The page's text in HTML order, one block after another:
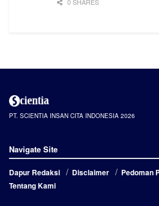
PT. SCIENTIA INSAN CITA INDONESIA 2026
Navigate Site
Dapur Redaksi Disclaimer
Pedoman
Tentang Kami